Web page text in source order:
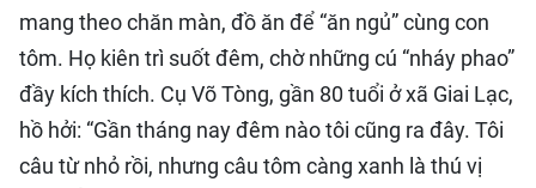
mang theo chăn màn, đồ ăn để “ăn ngủ” cùng con
tôm. Họ kiên trì suốt đêm, chờ những cú “nháy phao”
đầy kích thích. Cụ Võ Tòng, gần 80 tuổi ở xã Giai Lạc,
hồ hởi: “Gần tháng nay đêm nào tôi cũng ra đây. Tôi
câu từ nhỏ rồi, nhưng câu tôm càng xanh là thú vị